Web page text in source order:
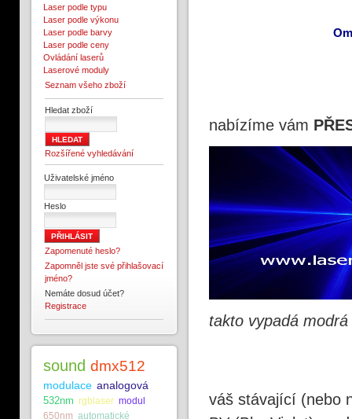
nabízíme vám
takto vypadá
váš stávající (nebo
Laser podle typu
Laser podle výkonu
Laser podle barvy
Laser podle ceny
Ovládání laserů
Laserové moduly
Seznam všeho zboží
Hledat zboží
Rozšířené vyhledávání
Uživatelské jméno
Heslo
Zapomenuté heslo?
Zapomněl jste své přihlašovací
jméno?
Nemáte dosud účet?
Registrace
sound dmx512
modulace analogová
532nm rgblaser modul
650nm automatické